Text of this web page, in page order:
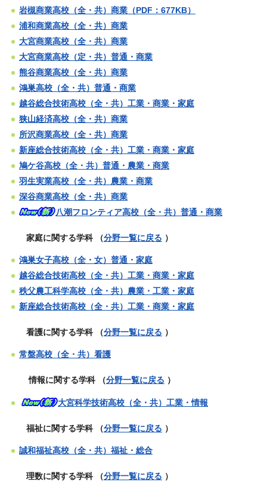
岩槻商業高校（全・共）商業（PDF：677KB）
浦和商業高校（全・共）商業
大宮商業高校（全・共）商業
大宮商業高校（定・共）普通・商業
熊谷商業高校（全・共）商業
鴻巣高校（全・共）普通・商業
越谷総合技術高校（全・共）工業・商業・家庭
狭山経済高校（全・共）商業
所沢商業高校（全・共）商業
新座総合技術高校（全・共）工業・商業・家庭
鳩ケ谷高校（全・共）普通・農業・商業
羽生実業高校（全・共）農業・商業
深谷商業高校（全・共）商業
八潮フロンティア高校（全・共）普通・商業
家庭に関する学科 （分野一覧に戻る ）
鴻巣女子高校（全・女）普通・家庭
越谷総合技術高校（全・共）工業・商業・家庭
秩父農工科学高校（全・共）農業・工業・家庭
新座総合技術高校（全・共）工業・商業・家庭
看護に関する学科 （分野一覧に戻る ）
常盤高校（全・共）看護
情報に関する学科 （分野一覧に戻る ）
大宮科学技術高校（全・共）工業・情報
福祉に関する学科 （分野一覧に戻る ）
誠和福祉高校（全・共）福祉・総合
理数に関する学科 （分野一覧に戻る ）